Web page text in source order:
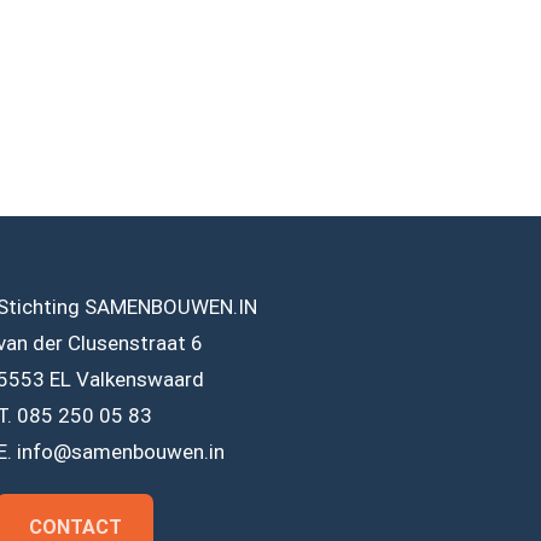
SAMENBOUWEN.IN
der Clusenstraat 6
EL Valkenswaard
085 250 05 83
info@samenbouwen.in
CONTACT